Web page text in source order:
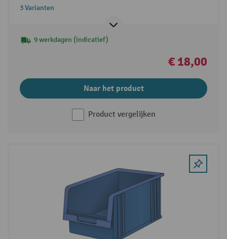
3 Varianten
9 werkdagen (indicatief)
€ 18,00
Naar het product
Product vergelijken